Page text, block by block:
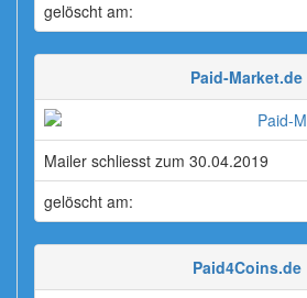
gelöscht am:
Paid-Market.de
Mailer schliesst zum 30.04.2019
gelöscht am:
Paid4Coins.de